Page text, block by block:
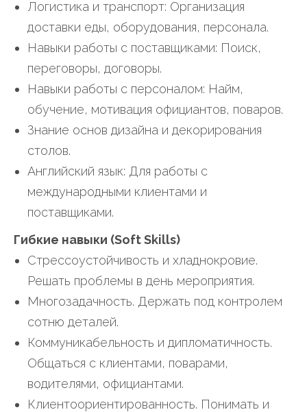
Логистика и транспорт: Организация
доставки еды, оборудования, персонала.
Навыки работы с поставщиками: Поиск,
переговоры, договоры.
Навыки работы с персоналом: Найм,
обучение, мотивация официантов, поваров.
Знание основ дизайна и декорирования
столов.
Английский язык: Для работы с
международными клиентами и
поставщиками.
Гибкие навыки (Soft Skills)
Стрессоустойчивость и хладнокровие.
Решать проблемы в день мероприятия.
Многозадачность. Держать под контролем
сотню деталей.
Коммуникабельность и дипломатичность.
Общаться с клиентами, поварами,
водителями, официантами.
Клиентоориентированность. Понимать и